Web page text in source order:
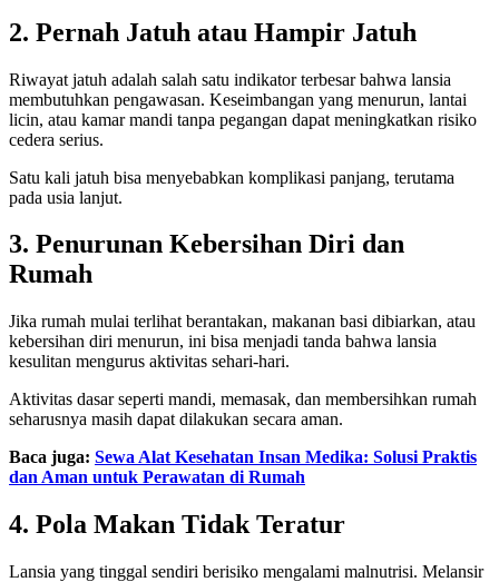
2. Pernah Jatuh atau Hampir Jatuh
Riwayat jatuh adalah salah satu indikator terbesar bahwa lansia
membutuhkan pengawasan. Keseimbangan yang menurun, lantai
licin, atau kamar mandi tanpa pegangan dapat meningkatkan risiko
cedera serius.
Satu kali jatuh bisa menyebabkan komplikasi panjang, terutama
pada usia lanjut.
3. Penurunan Kebersihan Diri dan
Rumah
Jika rumah mulai terlihat berantakan, makanan basi dibiarkan, atau
kebersihan diri menurun, ini bisa menjadi tanda bahwa lansia
kesulitan mengurus aktivitas sehari-hari.
Aktivitas dasar seperti mandi, memasak, dan membersihkan rumah
seharusnya masih dapat dilakukan secara aman.
Baca juga: Sewa Alat Kesehatan Insan Medika: Solusi Praktis
dan Aman untuk Perawatan di Rumah
4. Pola Makan Tidak Teratur
Lansia yang tinggal sendiri berisiko mengalami malnutrisi. Melansir